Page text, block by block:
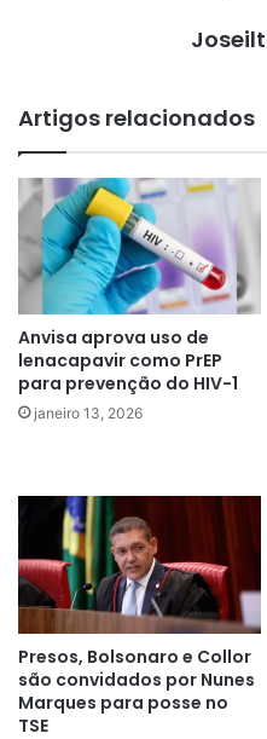
Artigos relacionados
Anvisa aprova uso de
lenacapavir como PrEP
para prevenção do HIV-1
janeiro 13, 2026
Presos, Bolsonaro e Collor
são convidados por Nunes
Marques para posse no
TSE